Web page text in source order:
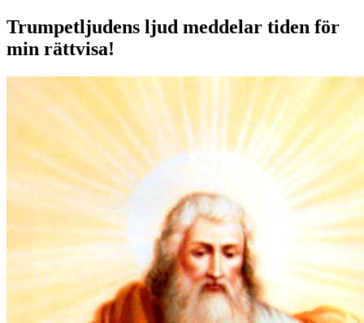
Trumpetljudens ljud meddelar tiden för
min rättvisa!